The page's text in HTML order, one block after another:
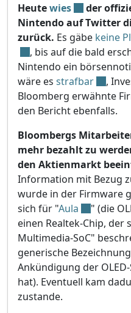
Heutewies
der
Nintendo auf Twitter
zurück. Es gäbe keine
, bis auf die bald
Nintendo ein
wäre es strafbar
,
Bloomberg erwähnte
den Bericht ebenfalls.
Bloombergs
mehr bezahlt zu
den Aktienmarkt
Information mit Bezug
wurde in der Firmware
sich für "Aula
" (die
einen Realtek-Chip, der
Multimedia-SoC"
generische
Ankündigung der
hat). Eventuell kam
zustande.